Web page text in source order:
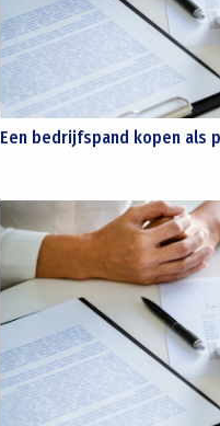
Een bedrijfspand kopen als